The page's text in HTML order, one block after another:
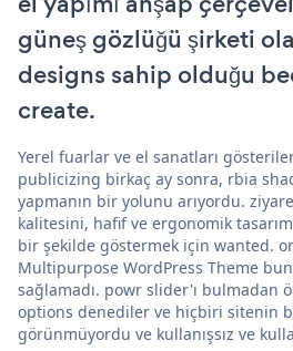
güneş gözlüğü şirketi
designs sahip olduğu
create.
Yerel fuarlar ve el sanatları
publicizing birkaç ay sonra, rbia
yapmanın bir yolunu arıyordu.
kalitesini, hafif ve ergonomik
bir şekilde göstermek için wanted.
Multipurpose WordPress Theme
sağlamadı. powr slider'ı bulmadan
options denediler ve hiçbiri sitenin
görünmüyordu ve kullanışsız ve